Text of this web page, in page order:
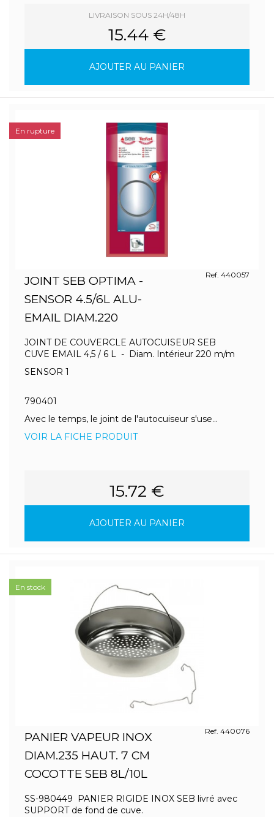
LIVRAISON SOUS 24H/48H
15.44 €
AJOUTER AU PANIER
JOINT SEB OPTIMA -
SENSOR 4.5/6L ALU-
EMAIL DIAM.220
Ref. 440057
JOINT DE COUVERCLE AUTOCUISEUR SEB
CUVE EMAIL 4,5 / 6 L - Diam. Intérieur 220 m/m
SENSOR 1
790401
Avec le temps, le joint de l'autocuiseur s'use...
VOIR LA FICHE PRODUIT
15.72 €
AJOUTER AU PANIER
En rupture
PANIER VAPEUR INOX
DIAM.235 HAUT. 7 CM
COCOTTE SEB 8L/10L
Ref. 440076
SS-980449 PANIER RIGIDE INOX SEB livré avec
SUPPORT de fond de cuve.
En stock